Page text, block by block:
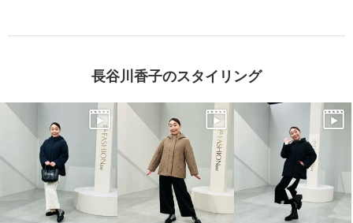
長谷川香子のスタイリング